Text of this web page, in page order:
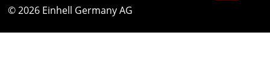
© 2026 Einhell Germany AG